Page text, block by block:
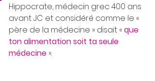
Hippocrate, médecin grec 400 ans
avant JC et considéré comme le «
père de la médecine » disait « que
ton alimentation soit ta seule
médecine ».